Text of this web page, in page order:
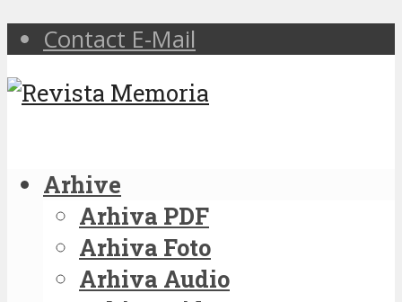
Contact E-Mail
Arhive
Arhiva PDF
Arhiva Foto
Arhiva Audio